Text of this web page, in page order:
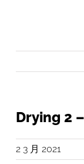
Drying 2
2 3 月 2021